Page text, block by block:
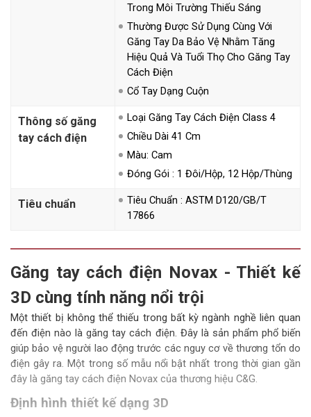
Trong Môi Trường Thiếu Sáng
Thường Được Sử Dụng Cùng Với
Găng Tay Da Bảo Vệ Nhằm Tăng
Hiệu Quả Và Tuổi Thọ Cho Găng Tay
Cách Điện
Cổ Tay Dạng Cuộn
Thông số găng
tay cách điện
Loại Găng Tay Cách Điện Class 4
Chiều Dài 41 Cm
Màu: Cam
Đóng Gói : 1 Đôi/hộp, 12 Hộp/thùng
Tiêu chuẩn
Tiêu Chuẩn : ASTM D120/GB/T
17866
Găng tay cách điện Novax - Thiết kế
3D cùng tính năng nổi trội
Một thiết bị không thể thiếu trong bất kỳ ngành nghề liên quan
đến điện nào là găng tay cách điện. Đây là sản phẩm phổ biến
giúp bảo vệ người lao động trước các nguy cơ về thương tổn do
điện gây ra. Một trong số mẫu nổi bật nhất trong thời gian gần
đây là găng tay cách điện Novax của thương hiệu C&G.
Định hình thiết kế dạng 3D